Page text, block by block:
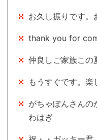
お久し振りです。
thank you for
仲良しご家族この
もうすぐです。
がちゃぽんさん
わはぎ